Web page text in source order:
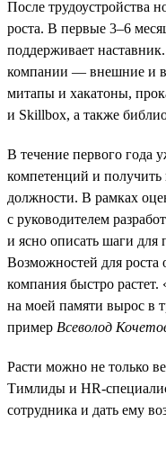
После трудоустройства
роста. В первые 3–6
поддерживает
компании — внешние и
митапы и хакатоны,
и Skillbox, а также
В течение первого года
компетенций и
должности. В рамках
с руководителем
и ясно описать шаги для
Возможностей для роста
компания быстро
на моей памяти вырос в
пример Всеволод
Расти можно не только
Тимлиды и HR-
сотрудника и дать ему